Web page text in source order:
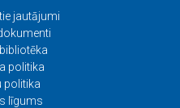
jautājumi
politika
politika
līgums